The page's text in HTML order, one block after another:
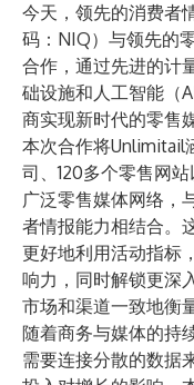
今天，领先的消费者
码：NIQ）与领先的
合作，通过先进的计
础设施和人工智能（
商实现新时代的零售
本次合作将Unlimitail
司、120多个零售网
广泛零售媒体网络，
者情报能力相结合。
更好地利用活动指标
响力，同时解锁更深
市场和渠道一致地衡
随着商务与媒体的持
需要连接分散的数据